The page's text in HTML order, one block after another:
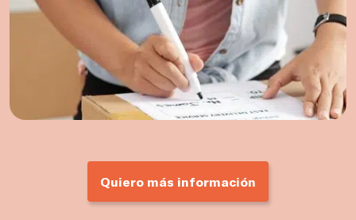
Quiero más información